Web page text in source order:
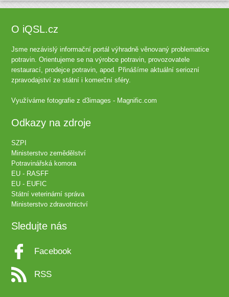
O iQSL.cz
Jsme nezávislý informační portál výhradně věnovaný problematice
potravin. Orientujeme se na výrobce potravin, provozovatele
restaurací, prodejce potravin, apod. Přinášíme aktuální seriozní
zpravodajství ze státní i komerční sféry.
Využíváme fotografie zd3images - Magnific.com
Odkazy na zdroje
SZPI
Ministerstvo zemědělství
Potravinářská komora
EU - RASFF
EU - EUFIC
Státní veterinární správa
Ministerstvo zdravotnictví
Sledujte nás
Facebook
RSS